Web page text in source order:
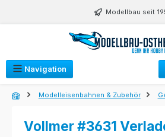
Zum Hauptinhalt springen Modellbau seit
Navigation
Modelleisenbahnen & Zubehör
Vollmer #3631